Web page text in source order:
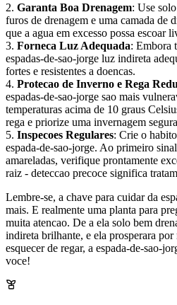
2. Garanta Boa Drenagem: Use
furos de drenagem e uma camada de
que a agua em excesso possa escoar
3. Forneca Luz Adequada: Embora
espadas-de-sao-jorge luz indireta
fortes e resistentes a doencas.
4. Protecao de Inverno e Rega
espadas-de-sao-jorge sao mais
temperaturas acima de 10 graus
rega e priorize uma invernagem
5. Inspecoes Regulares: Crie o
espada-de-sao-jorge. Ao primeiro
amareladas, verifique prontamente
raiz - deteccao precoce significa
Lembre-se, a chave para cuidar da
mais. E realmente uma planta para
muita atencao. De a ela solo bem
indireta brilhante, e ela prosperara por
esquecer de regar, a espada-de-sao-
voce!